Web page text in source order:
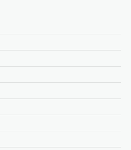
സൈബർ ആക്രമണങ്ങളും
സിനിമ ഉപേക്ഷിക്കണമെന്ന്
ഇഷ്ടവും
മെസ്സി അന്തരിച്ചു;
ഫുട്ബോൾ